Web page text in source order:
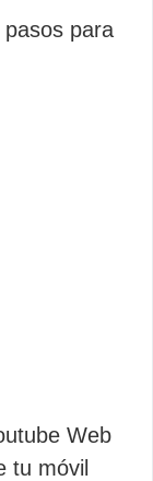
para
Web
tu móvil